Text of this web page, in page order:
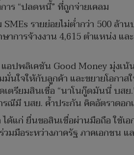
ร “ปลดหนี้” ที่ถูกจ่ายเคลม
รายย่อยไม่ต่ำกว่า 500 ล้า
การจ้างงาน 4,615 ตำแหน่ง แ
ปพลิเคชัน Good Money มุ่งเน้
นใจให้กับลูกค้า และขยายโอกาส
รียมสินเชื่อ “นาโนกู๊ดมันนี่ บสย
ณีมี บสย. ค้ำประกัน คิดอัตราดอ
ก่ ยื่นขอสินเชื่อผ่านมือถือ ใช้เอ
วมมือระหว่างภาครัฐ ภาคเอกชน